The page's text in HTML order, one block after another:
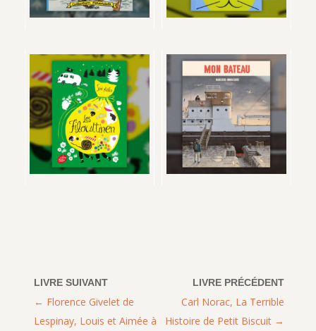
Carl Norac, La Terrible
Histoire de Petit Biscuit
Florence Givelet de
Lespinay, Louis et Aimée à